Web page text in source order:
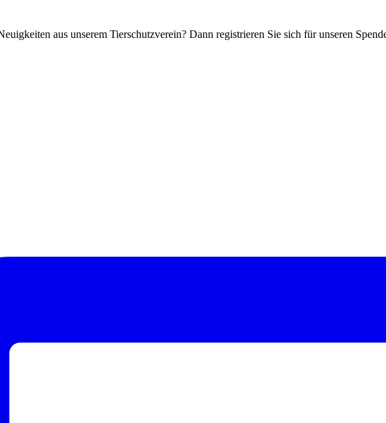
aus unserem Tierschutzverein? Dann registrieren Sie sich für unseren